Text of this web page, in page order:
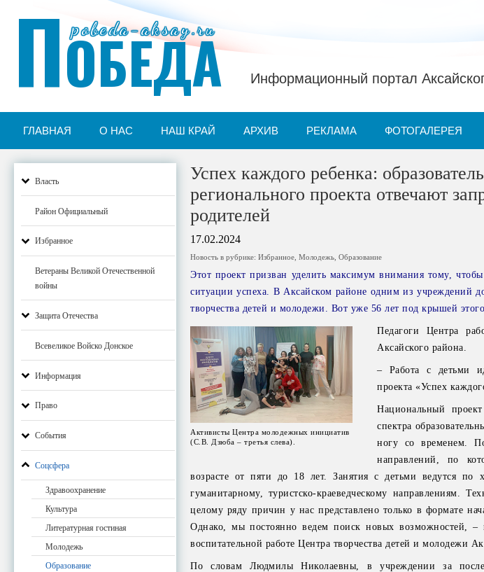
pobeda-aksay.ru
ПОБЕДА Информационный портал
ГЛАВНАЯ О НАС НАШ КРАЙ АРХИВ РЕКЛАМА ФОТОГАЛЕРЕЯ
Власть
Район Официальный
Избранное
Ветераны Великой Отечественной
войны
Защита Отечества
Всевеликое Войско Донское
Информация
Право
События
Соцсфера
Здравоохранение
Культура
Литературная гостиная
Молодежь
Образование
Успех каждого ребенка:
регионального проекта отвечают
родителей
17.02.2024
Новость в рубрике:Избранное ,Молодежь ,Образование
Этот проект призван уделить максимум внимания тому,
ситуации успеха. В Аксайском районе одним из учреждений
творчества детей и молодежи. Вот уже 56 лет под крышей этого
Активисты Центра молодежных инициатив
(С.В. Дзюба – третья слева).
Педагоги Центра
Аксайского района.
– Работа с детьми
проекта «Успех
Национальный
спектра
ногу со временем.
направлений, по
возрасте от пяти до 18 лет. Занятия с детьми ведутся по
гуманитарному, туристско-краеведческому направлениям.
целому ряду причин у нас представлено только в формате
Однако, мы постоянно ведем поиск новых возможностей, –
воспитательной работе Центра творчества детей и молодежи
По словам Людмилы Николаевны, в учреждении за